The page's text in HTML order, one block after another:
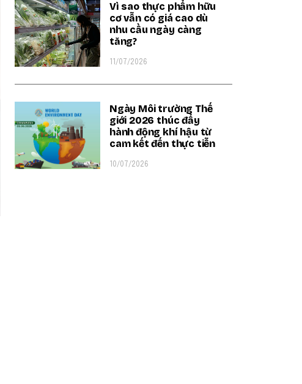
Vì sao thực phẩm hữu
cơ vẫn có giá cao dù
nhu cầu ngày càng
tăng?
11/07/2026
Ngày Môi trường Thế
giới 2026 thúc đẩy
hành động khí hậu từ
cam kết đến thực tiễn
10/07/2026